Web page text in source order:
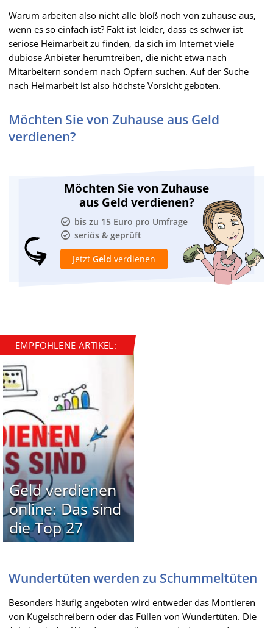
Warum arbeiten also nicht alle bloß noch von zuhause aus,
wenn es so einfach ist? Fakt ist leider, dass es schwer ist
seriöse Heimarbeit zu finden, da sich im Internet viele
dubiose Anbieter herumtreiben, die nicht etwa nach
Mitarbeitern sondern nach Opfern suchen. Auf der Suche
nach Heimarbeit ist also höchste Vorsicht geboten.
Möchten Sie von Zuhause aus Geld
verdienen?
Möchten Sie von Zuhause
aus Geld verdienen?
bis zu 15 Euro pro Umfrage
seriös & geprüft
Jetzt Geld verdienen
EMPFOHLENE ARTIKEL:
Geld verdienen
online: Das sind
die Top 27
Wundertüten werden zu Schummeltüten
Besonders häufig angeboten wird entweder das Montieren
von Kugelschreibern oder das Füllen von Wundertüten. Die